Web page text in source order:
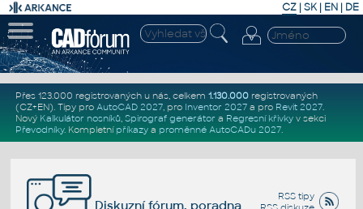
CZ | SK| EN | DE
Přes 123.000 registrovaných u nás, celkem 1.130.000registrovaných
(CZ+EN). Tipy pro AutoCAD 2027, pro Inventor 2027a pro Revit 2027.
Nový Kalkulátor nosníků, Spirograf generátor a Regresní křivkyv sekci
Převodníky. Kompletní příkazya proměnné AutoCADu 2027.
RSS tipy
Diskuzní fórum, poradna